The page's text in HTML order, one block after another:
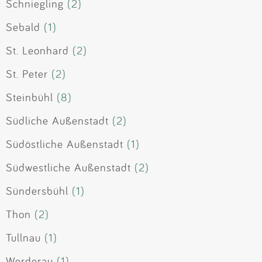
Schniegling (2)
Sebald (1)
St. Leonhard (2)
St. Peter (2)
Steinbühl (8)
Südliche Außenstadt (2)
Südöstliche Außenstadt (1)
Südwestliche Außenstadt (2)
Sündersbühl (1)
Thon (2)
Tullnau (1)